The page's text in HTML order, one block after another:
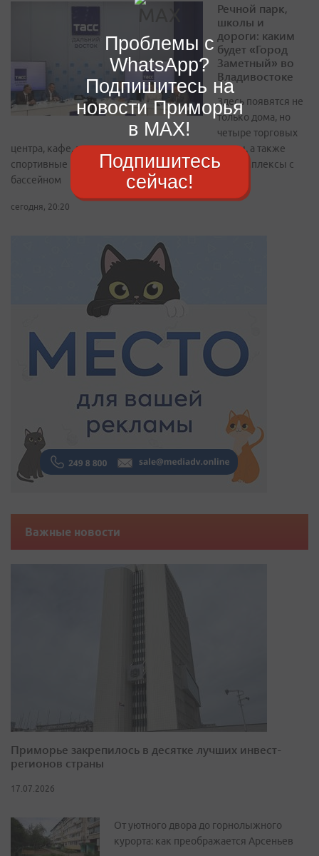
Речной парк,
школы и
дороги: каким
будет «Город
Заметный» во
Владивостоке
Здесь появятся не
только дома, но
четыре торговых
центра, кафе, магазины и другие нужные сервисы, а также
спортивные и физкультурно-оздоровительные комплексы с
бассейном
сегодня, 20:20
Важные новости
Приморье закрепилось в десятке лучших инвест-
регионов страны
17.07.2026
От уютного двора до горнолыжного
курорта: как преображается Арсеньев
Проблемы с
WhatsApp?
Подпишитесь на
новости Приморья
в MAX!
Подпишитесь
сейчас!